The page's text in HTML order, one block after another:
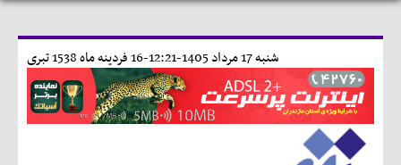
16 فردينه ماه 1538 تبری شنبه 17 مرداد 1405-12:21-